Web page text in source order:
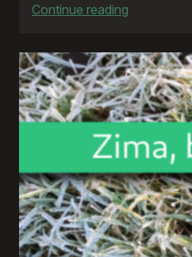
Continue reading
polowanie!